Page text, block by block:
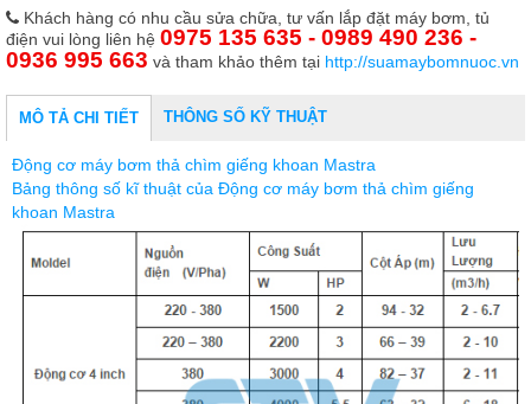
Khách hàng có nhu cầu sửa chữa, tư vấn lắp đặt máy bơm, tủ
điện vui lòng liên hệ 0975 135 635 - 0989 490 236 -
0936 995 663 và tham khảo thêm tại http://suamaybomnuoc.vn
MÔ TẢ CHI TIẾT THÔNG SỐ KỸ THUẬT
Động cơ máy bơm thả chìm giếng khoan Mastra
Bảng thông số kĩ thuật của Động cơ máy bơm thả chìm giếng
khoan Mastra